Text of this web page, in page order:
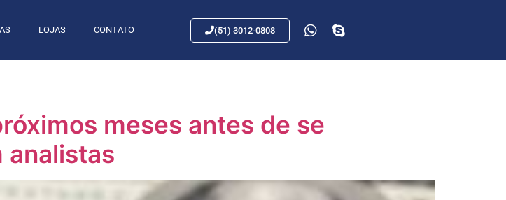
LOJAS CONTATO (51) 3012-0808
meses antes de se
analistas